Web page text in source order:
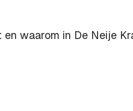
waarom in De Neije